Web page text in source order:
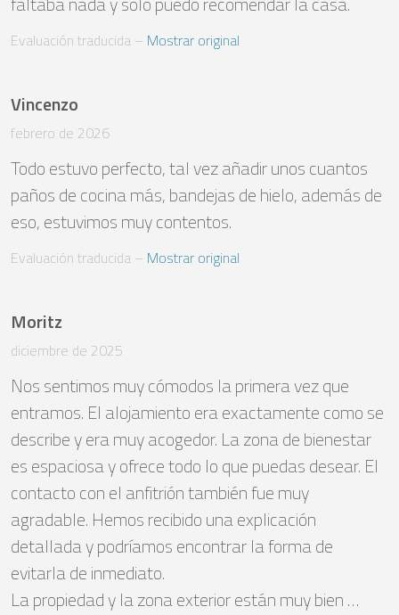
Evaluación traducida – Mostrar original
Vincenzo
febrero de 2026
Todo estuvo perfecto, tal vez añadir unos cuantos
paños de cocina más, bandejas de hielo, además de
eso, estuvimos muy contentos.
Evaluación traducida – Mostrar original
Moritz
diciembre de 2025
Nos sentimos muy cómodos la primera vez que
entramos. El alojamiento era exactamente como se
describe y era muy acogedor. La zona de bienestar
es espaciosa y ofrece todo lo que puedas desear. El
contacto con el anfitrión también fue muy
agradable. Hemos recibido una explicación
detallada y podríamos encontrar la forma de
evitarla de inmediato.
La propiedad y la zona exterior están muy bien …